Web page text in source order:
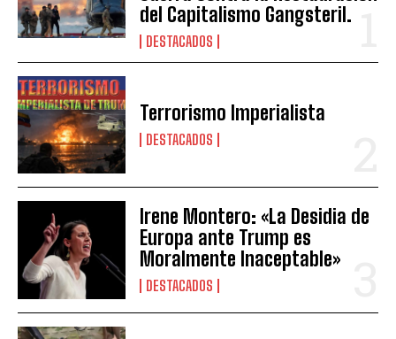
del Capitalismo Gangsteril.
DESTACADOS
Terrorismo Imperialista
DESTACADOS
Irene Montero: «La Desidia de
Europa ante Trump es
Moralmente Inaceptable»
DESTACADOS